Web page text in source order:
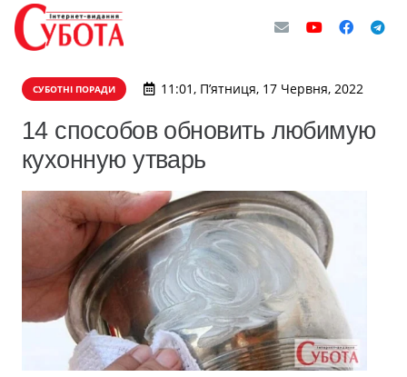
СУБОТНІ ПОРАДИ 11:01, П’ятниця, 17 Червня, 2022
14 способов обновить любимую
кухонную утварь